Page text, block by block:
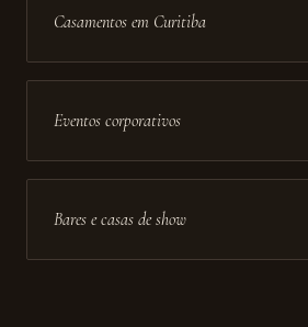
Casamentos em Curitiba
Eventos corporativos
Bares e casas de show